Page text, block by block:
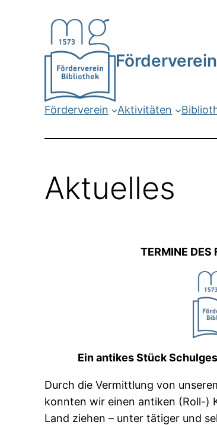
Förderverein Aktivitäten
Aktuelles
TERMINE DES
Ein antikes Stück
Durch die Vermittlung von
konnten wir einen antiken (Roll-)
Land ziehen – unter tätiger und